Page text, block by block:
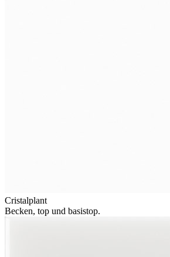
Cristalplant
Becken, top und basistop.